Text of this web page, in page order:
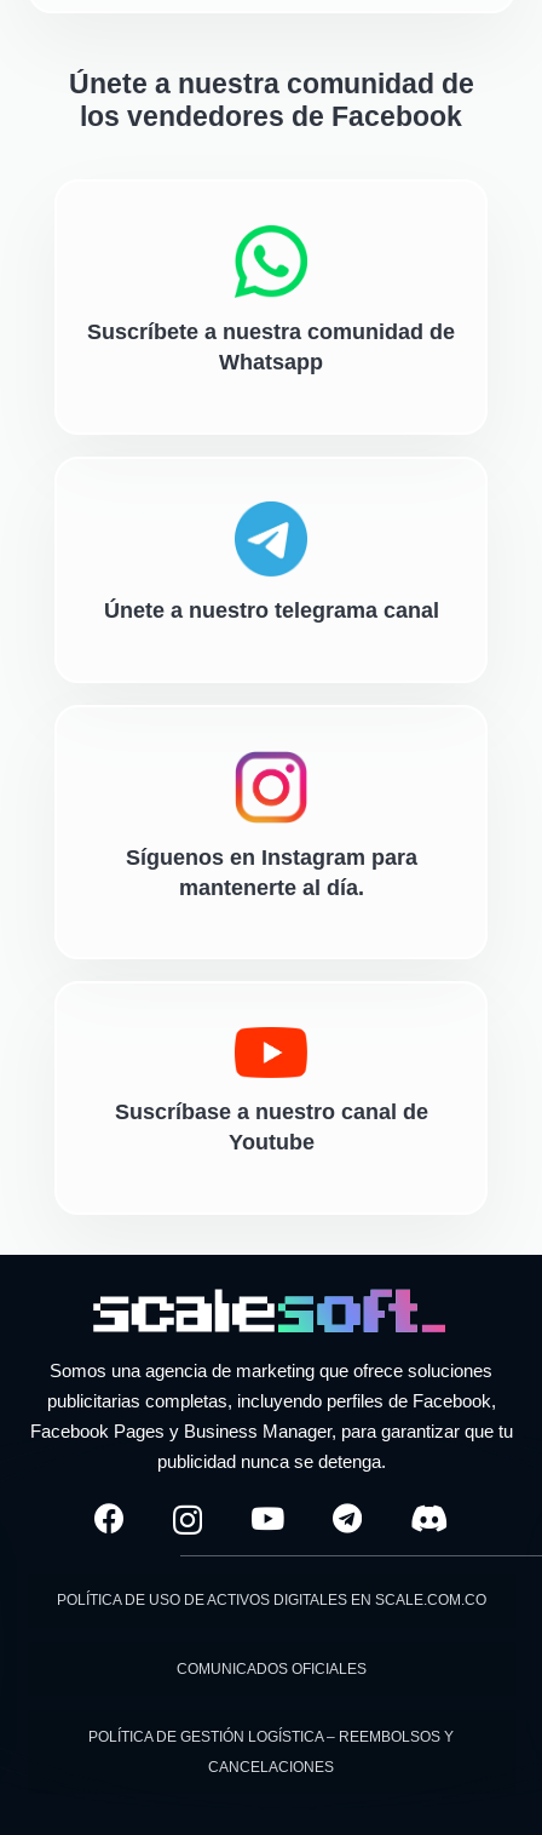
Únete a nuestra comunidad de
los vendedores de Facebook
Suscríbete a nuestra comunidad de
Whatsapp
Únete a nuestro telegrama canal
Síguenos en Instagram para
mantenerte al día.
Suscríbase a nuestro canal de
Youtube
Somos una agencia de marketing que ofrece soluciones
publicitarias completas, incluyendo perfiles de Facebook,
Facebook Pages y Business Manager, para garantizar que tu
publicidad nunca se detenga.
POLÍTICA DE USO DE ACTIVOS DIGITALES EN SCALE.COM.CO
COMUNICADOS OFICIALES
POLÍTICA DE GESTIÓN LOGÍSTICA – REEMBOLSOS Y
CANCELACIONES